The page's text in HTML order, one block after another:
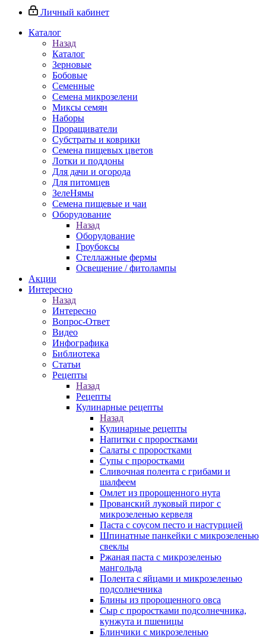
Личный кабинет
Каталог
Назад
Каталог
Зерновые
Бобовые
Семенные
Семена микрозелени
Миксы семян
Наборы
Проращиватели
Субстраты и коврики
Семена пищевых цветов
Лотки и поддоны
Для дачи и огорода
Для питомцев
ЗелеНямы
Семена пищевые и чаи
Оборудование
Назад
Оборудование
Гроубоксы
Стеллажные фермы
Освещение / фитолампы
Акции
Интересно
Назад
Интересно
Вопрос-Ответ
Видео
Инфографика
Библиотека
Статьи
Рецепты
Назад
Рецепты
Кулинарные рецепты
Назад
Кулинарные рецепты
Напитки с проростками
Салаты с проростками
Супы с проростками
Сливочная полента с грибами и
шалфеем
Омлет из пророщенного нута
Прованский луковый пирог с
микрозеленью кервеля
Паста с соусом песто и настурцией
Шпинатные панкейки с микрозеленью
свеклы
Ржаная паста с микрозеленью
мангольда
Полента с яйцами и микрозеленью
подсолнечника
Блины из пророщенного овса
Cыр с проростками подсолнечника,
кунжута и пшеницы
Блинчики с микрозеленью